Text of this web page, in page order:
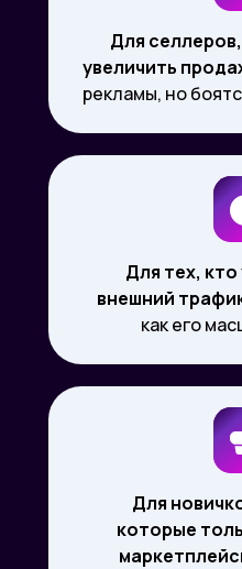
Для
увеличить
рекламы, но
Для тех,
внешний
как его
Для
которые